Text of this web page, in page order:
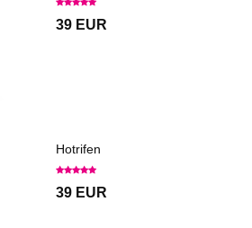
39 EUR
Hotrifen
39 EUR